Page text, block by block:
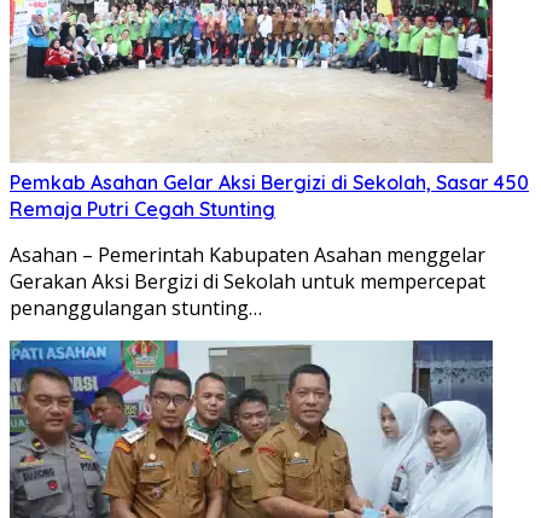
Pemkab Asahan Gelar Aksi Bergizi di Sekolah, Sasar 450
Remaja Putri Cegah Stunting
Asahan – Pemerintah Kabupaten Asahan menggelar
Gerakan Aksi Bergizi di Sekolah untuk mempercepat
penanggulangan stunting…